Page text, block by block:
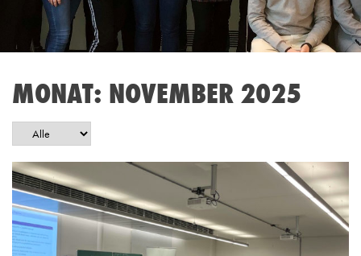
MONAT: NOVEMBER 2025